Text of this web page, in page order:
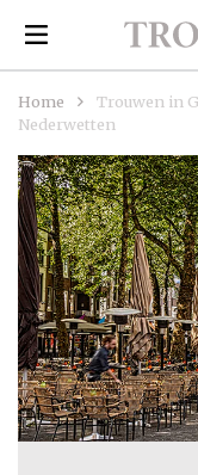
Home
Trouwen in
Nederwetten